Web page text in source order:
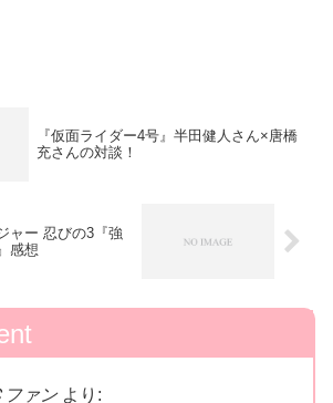
『仮面ライダー4号』半田健人さん×唐橋
充さんの対談！
ャー 忍びの3『強
感想
ファン より: